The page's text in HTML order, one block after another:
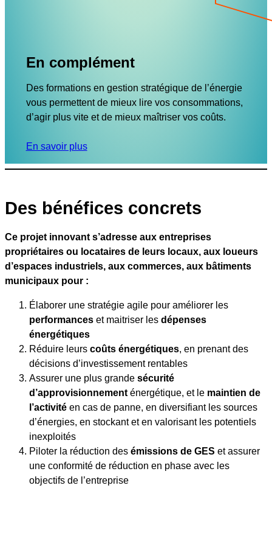
En complément
Des formations en gestion stratégique de l’énergie
vous permettent de mieux lire vos consommations,
d’agir plus vite et de mieux maîtriser vos coûts.
En savoir plus
Des bénéfices concrets
Ce projet innovant s’adresse aux entreprises
propriétaires ou locataires de leurs locaux, aux loueurs
d’espaces industriels, aux commerces, aux bâtiments
municipaux pour :
Élaborer une stratégie agile pour améliorer les
performances et maitriser les dépenses
énergétiques
Réduire leurs coûts énergétiques, en prenant des
décisions d’investissement rentables
Assurer une plus grande sécurité
d’approvisionnement énergétique, et le maintien de
l’activité en cas de panne, en diversifiant les sources
d’énergies, en stockant et en valorisant les potentiels
inexploités
Piloter la réduction des émissions de GES et assurer
une conformité de réduction en phase avec les
objectifs de l’entreprise